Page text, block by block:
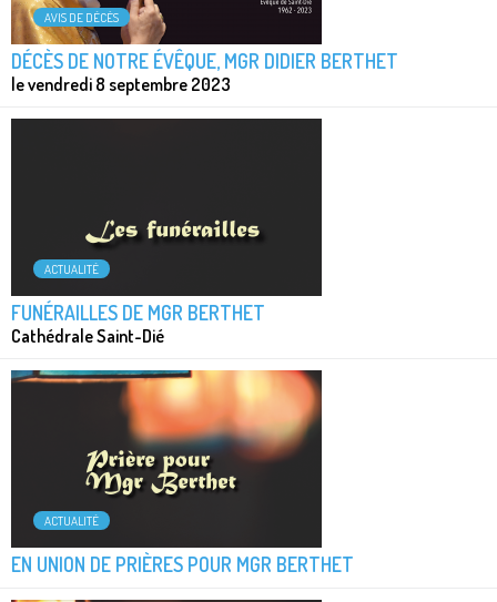
AVIS DE DÉCÈS
DÉCÈS DE NOTRE ÉVÊQUE, MGR DIDIER BERTHET
le vendredi 8 septembre 2023
ACTUALITÉ
FUNÉRAILLES DE MGR BERTHET
Cathédrale Saint-Dié
ACTUALITÉ
EN UNION DE PRIÈRES POUR MGR BERTHET